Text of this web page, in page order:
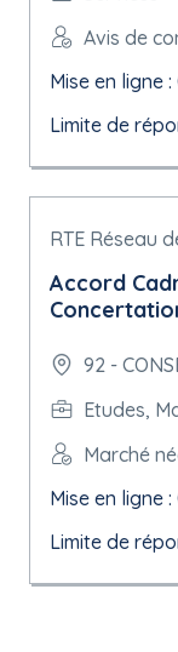
Avis de
Mise en ligne
Limite de
RTE Réseau
Accord
92 -
Etudes,
Marché
Mise en ligne
Limite de